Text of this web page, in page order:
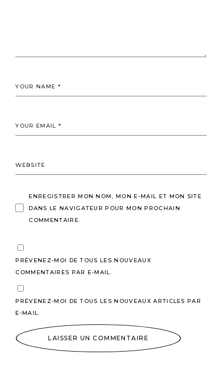
ENREGISTRER MON NOM, MON E-MAIL ET MON SITE
DANS LE NAVIGATEUR POUR MON PROCHAIN
COMMENTAIRE.
PRÉVENEZ-MOI DE TOUS LES NOUVEAUX
COMMENTAIRES PAR E-MAIL.
PRÉVENEZ-MOI DE TOUS LES NOUVEAUX ARTICLES PAR
E-MAIL.
LAISSER UN COMMENTAIRE